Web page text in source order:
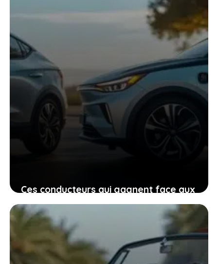
24 janvier 2026
Ces conducteurs qui gagnent face aux
constructeurs pour autonomie trop
faible, ce que vous devez comprendre
avant d’acheter
15 janvier 2026